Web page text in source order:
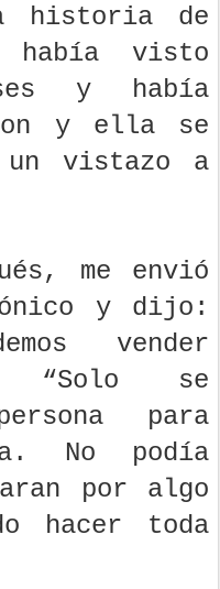
historia de
visto
y había
y ella se
vistazo a
me envió
y dijo:
vender
se
para
No podía
por algo
hacer toda